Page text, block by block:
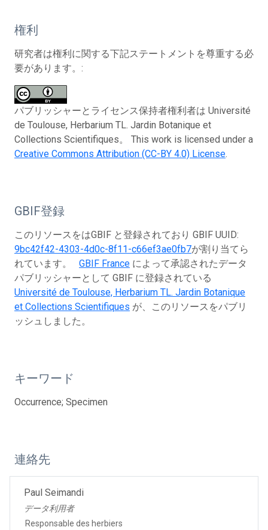
権利
研究者は権利に関する下記ステートメントを尊重する必
要があります。:
パブリッシャーとライセンス保持者権利者は Université
de Toulouse, Herbarium TL. Jardin Botanique et
Collections Scientifiques。 This work is licensed under a
Creative Commons Attribution (CC-BY 4.0) License.
GBIF登録
このリソースをはGBIF と登録されており GBIF UUID:
9bc42f42-4303-4d0c-8f11-c66ef3ae0fb7が割り当てら
れています。 GBIF France によって承認されたデータ
パブリッシャーとして GBIF に登録されている
Université de Toulouse, Herbarium TL. Jardin Botanique
et Collections Scientifiques が、このリソースをパブリ
ッシュしました。
キーワード
Occurrence; Specimen
連絡先
Paul Seimandi
データ利用者
Responsable des herbiers